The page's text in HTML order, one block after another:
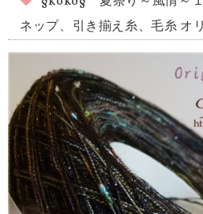
ネップ、引き揃え糸、毛糸 オ